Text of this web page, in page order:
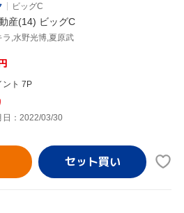
ビッグC
産(14) ビッグC
ラ,水野光博,夏原武
ント 7P
日：2022/03/30